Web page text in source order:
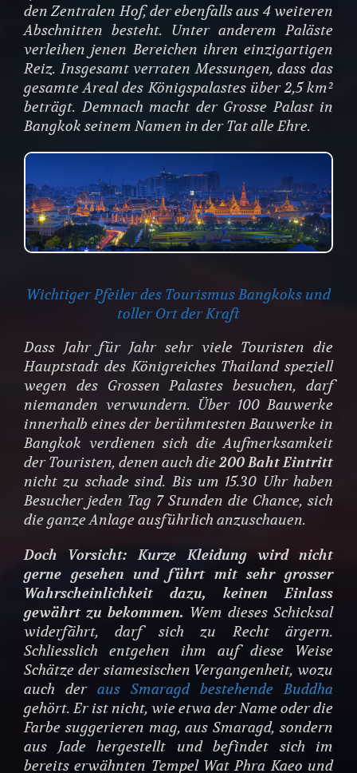
den Zentralen Hof, der ebenfalls aus 4 weiteren
Abschnitten besteht. Unter anderem Paläste
verleihen jenen Bereichen ihren einzigartigen
Reiz. Insgesamt verraten Messungen, dass das
gesamte Areal des Königspalastes über 2,5 km²
beträgt. Demnach macht der Grosse Palast in
Bangkok seinem Namen in der Tat alle Ehre.
Wichtiger Pfeiler des Tourismus Bangkoks und
toller Ort der Kraft
Dass Jahr für Jahr sehr viele Touristen die
Hauptstadt des Königreiches Thailand speziell
wegen des Grossen Palastes besuchen, darf
niemanden verwundern. Über 100 Bauwerke
innerhalb eines der berühmtesten Bauwerke in
Bangkok verdienen sich die Aufmerksamkeit
der Touristen, denen auch die200 Baht Eintritt
nicht zu schade sind. Bis um 15.30 Uhr haben
Besucher jeden Tag 7 Stunden die Chance, sich
die ganze Anlage ausführlich anzuschauen.
Doch Vorsicht: Kurze Kleidung wird nicht
gerne gesehen und führt mit sehr grosser
Wahrscheinlichkeit dazu, keinen Einlass
gewährt zu bekommen. Wem dieses Schicksal
widerfährt, darf sich zu Recht ärgern.
Schliesslich entgehen ihm auf diese Weise
Schätze der siamesischen Vergangenheit, wozu
auch der aus Smaragd bestehende Buddha
gehört. Er ist nicht, wie etwa der Name oder die
Farbe suggerieren mag, aus Smaragd, sondern
aus Jade hergestellt und befindet sich im
bereits erwähnten Tempel Wat Phra Kaeo und